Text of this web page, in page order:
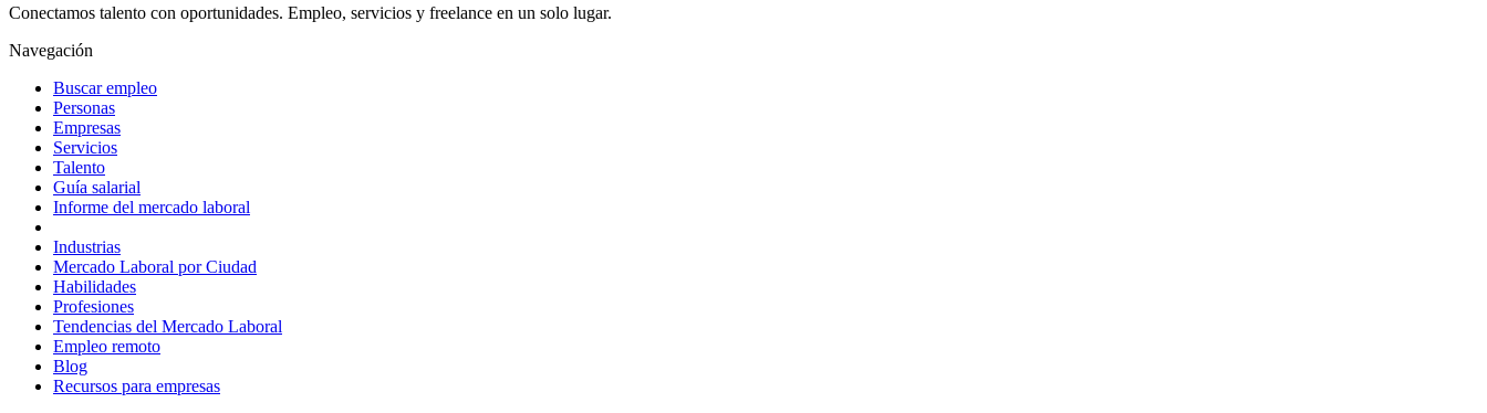
Conectamos talento con oportunidades. Empleo, servicios y freelance en un solo lugar.
Navegación
Buscar empleo
Personas
Empresas
Servicios
Talento
Guía salarial
Informe del mercado laboral
Industrias
Mercado Laboral por Ciudad
Habilidades
Profesiones
Tendencias del Mercado Laboral
Empleo remoto
Blog
Recursos para empresas